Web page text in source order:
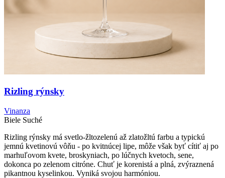
Rizling rýnsky
Vinanza
Biele Suché
Rizling rýnsky má svetlo-žltozelenú až zlatožltú farbu a typickú
jemnú kvetinovú vôňu - po kvitnúcej lipe, môže však byť cítiť aj po
marhuľovom kvete, broskyniach, po lúčnych kvetoch, sene,
dokonca po zelenom citróne. Chuť je korenistá a plná, zvýraznená
pikantnou kyselinkou. Vyniká svojou harmóniou.